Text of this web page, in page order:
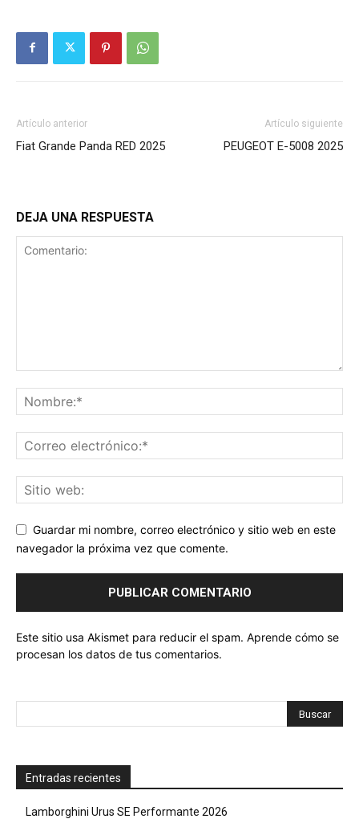
Artículo anterior
Fiat Grande Panda RED 2025
Artículo siguiente
PEUGEOT E-5008 2025
DEJA UNA RESPUESTA
Guardar mi nombre, correo electrónico y sitio web en este
navegador la próxima vez que comente.
Este sitio usa Akismet para reducir el spam. Aprende cómo se
procesan los datos de tus comentarios.
Entradas recientes
Lamborghini Urus SE Performante 2026